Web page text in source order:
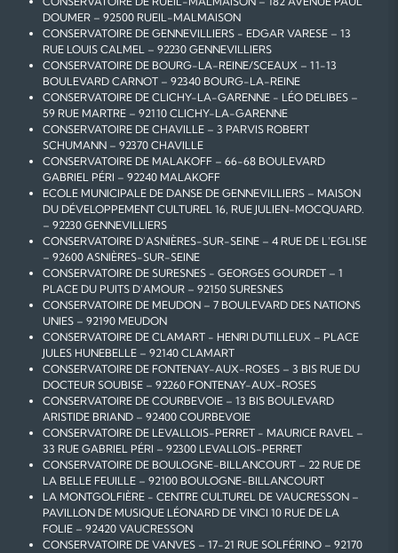
DOUMER – 92500 RUEIL-MALMAISON
CONSERVATOIRE DE GENNEVILLIERS - EDGAR VARESE – 13
RUE LOUIS CALMEL – 92230 GENNEVILLIERS
CONSERVATOIRE DE BOURG-LA-REINE/SCEAUX – 11-13
BOULEVARD CARNOT – 92340 BOURG-LA-REINE
CONSERVATOIRE DE CLICHY-LA-GARENNE - LÉO DELIBES –
59 RUE MARTRE – 92110 CLICHY-LA-GARENNE
CONSERVATOIRE DE CHAVILLE – 3 PARVIS ROBERT
SCHUMANN – 92370 CHAVILLE
CONSERVATOIRE DE MALAKOFF – 66-68 BOULEVARD
GABRIEL PÉRI – 92240 MALAKOFF
ECOLE MUNICIPALE DE DANSE DE GENNEVILLIERS – MAISON
DU DÉVELOPPEMENT CULTUREL 16, RUE JULIEN-MOCQUARD.
– 92230 GENNEVILLIERS
CONSERVATOIRE D'ASNIÈRES-SUR-SEINE – 4 RUE DE L'EGLISE
– 92600 ASNIÈRES-SUR-SEINE
CONSERVATOIRE DE SURESNES - GEORGES GOURDET – 1
PLACE DU PUITS D'AMOUR – 92150 SURESNES
CONSERVATOIRE DE MEUDON – 7 BOULEVARD DES NATIONS
UNIES – 92190 MEUDON
CONSERVATOIRE DE CLAMART - HENRI DUTILLEUX – PLACE
JULES HUNEBELLE – 92140 CLAMART
CONSERVATOIRE DE FONTENAY-AUX-ROSES – 3 BIS RUE DU
DOCTEUR SOUBISE – 92260 FONTENAY-AUX-ROSES
CONSERVATOIRE DE COURBEVOIE – 13 BIS BOULEVARD
ARISTIDE BRIAND – 92400 COURBEVOIE
CONSERVATOIRE DE LEVALLOIS-PERRET - MAURICE RAVEL –
33 RUE GABRIEL PÉRI – 92300 LEVALLOIS-PERRET
CONSERVATOIRE DE BOULOGNE-BILLANCOURT – 22 RUE DE
LA BELLE FEUILLE – 92100 BOULOGNE-BILLANCOURT
LA MONTGOLFIÈRE - CENTRE CULTUREL DE VAUCRESSON –
PAVILLON DE MUSIQUE LÉONARD DE VINCI 10 RUE DE LA
FOLIE – 92420 VAUCRESSON
CONSERVATOIRE DE VANVES – 17-21 RUE SOLFÉRINO – 92170